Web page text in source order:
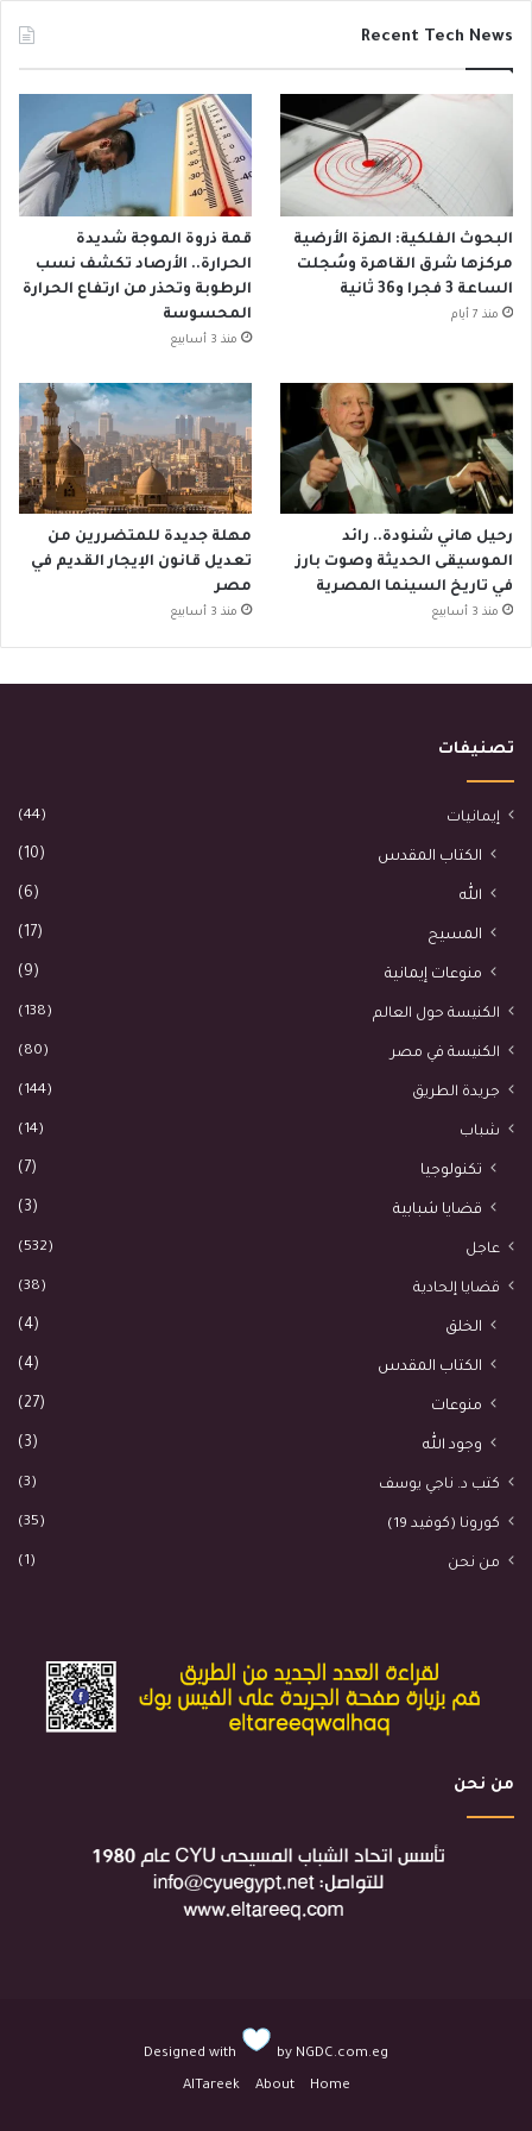
Recent Tech News
البحوث الفلكية: الهزة الأرضية
مركزها شرق القاهرة وسُجلت
الساعة 3 فجرا و36 ثانية
منذ 7 أيام
قمة ذروة الموجة شديدة
الحرارة.. الأرصاد تكشف نسب
الرطوبة وتحذر من ارتفاع الحرارة
المحسوسة
منذ 3 أسابيع
رحيل هاني شنودة.. رائد
الموسيقى الحديثة وصوت بارز
في تاريخ السينما المصرية
منذ 3 أسابيع
مهلة جديدة للمتضررين من
تعديل قانون الإيجار القديم في
مصر
منذ 3 أسابيع
تصنيفات
إيمانيات (44)
الكتاب المقدس (10)
الله (6)
المسيح (17)
منوعات إيمانية (9)
الكنيسة حول العالم (138)
الكنيسة في مصر (80)
جريدة الطريق (144)
شباب (14)
تكنولوجيا (7)
قضايا شبابية (3)
عاجل (532)
قضايا إلحادية (38)
الخلق (4)
الكتاب المقدس (4)
منوعات (27)
وجود الله (3)
كتب د. ناجي يوسف (3)
كورونا (كوفيد 19) (35)
من نحن (1)
من نحن
Designed with by NGDC.com.eg
Home
About
AlTareek